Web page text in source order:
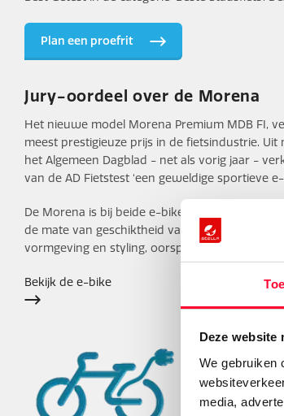
Deze website
We gebruiken
media,
Plan een proefrit
Jury-oordeel over de Morena
Het nieuwe model Morena Premium MDB FI,
meest prestigieuze prijs in de fietsindustrie.
het Algemeen Dagblad - net als vorig jaar -
van de AD Fietstest ‘een geweldige sportieve
De Morena is bij beide e-bikeverkiezingen
de mate van geschiktheid van de fiets voor
vormgeving en styling, oorspronkelijkheid en
Bekijk de e-bike